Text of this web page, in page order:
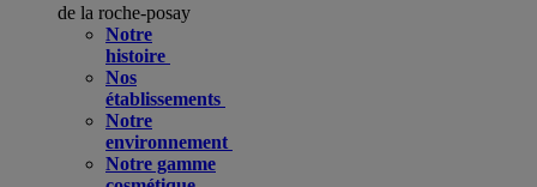
de la roche-posay
Notre
histoire
Nos
établissements
Notre
environnement
Notre gamme